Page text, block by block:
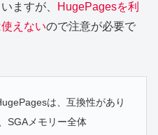
ますが、
HugePagesを利
えないので注意が必要で
は、互換性があり
SGAメモリー全体